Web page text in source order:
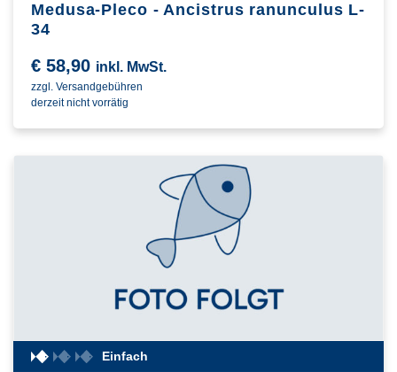
Medusa-Pleco - Ancistrus ranunculus L-
34
€ 58,90 inkl. MwSt.
zzgl. Versandgebühren
derzeit nicht vorrätig
Einfach